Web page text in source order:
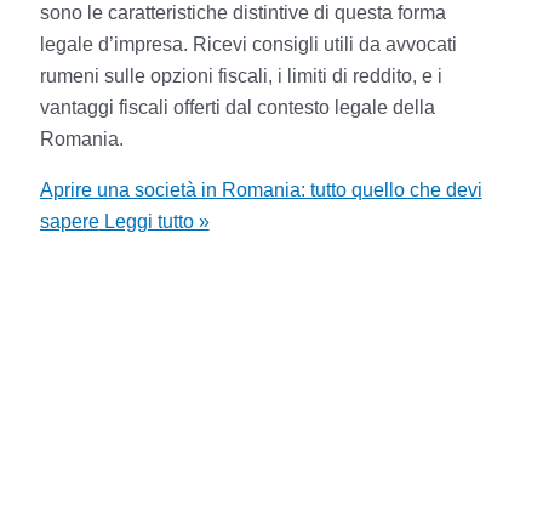
sono le caratteristiche distintive di questa forma
legale d’impresa. Ricevi consigli utili da avvocati
rumeni sulle opzioni fiscali, i limiti di reddito, e i
vantaggi fiscali offerti dal contesto legale della
Romania.
Aprire una società in Romania: tutto quello che devi
sapereLeggi tutto »